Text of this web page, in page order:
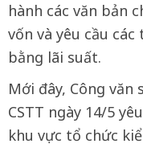
hành các văn bản
vốn và yêu cầu
bằng lãi suất.
Mới đây, Công văn
CSTT ngày 14/5
khu vực tổ chức